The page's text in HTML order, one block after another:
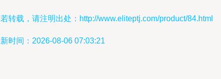
转载，请注明出处：http://www.eliteptj.com/product/84.html
时间：2026-08-06 07:03:21